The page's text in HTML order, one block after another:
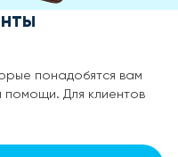
понадобятся вам
помощи. Для клиентов